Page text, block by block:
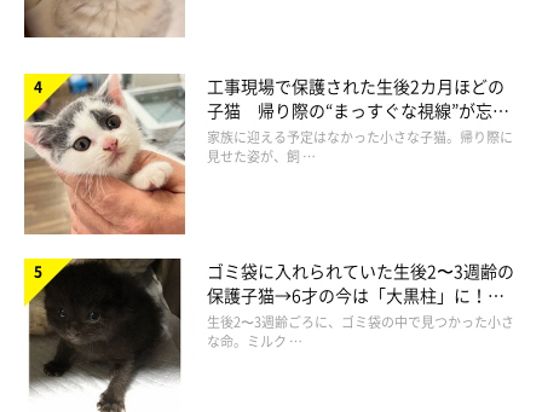
工事現場で保護された生後2カ月ほどの
子猫 帰り際の“まっすぐな視線”が忘れ
られず、家族の一員に
家族に迎える予定はなかった小さな子猫。帰り際に
見せた姿が、飼 …
ゴミ袋に入れられていた生後2〜3週齢の
保護子猫→6才の今は「大黒柱」に！
美しい黒猫に成長した姿にグッとくる
生後2〜3週齢ごろに、ゴミ袋の中で見つかった小さ
な命。ミルク …